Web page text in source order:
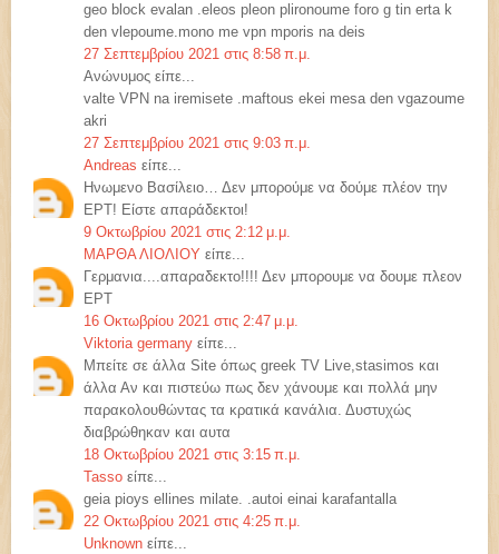
geo block evalan .eleos pleon plironoume foro g tin erta k
den vlepoume.mono me vpn mporis na deis
27 Σεπτεμβρίου 2021 στις 8:58 π.μ.
Ανώνυμος είπε...
valte VPN na iremisete .maftous ekei mesa den vgazoume
akri
27 Σεπτεμβρίου 2021 στις 9:03 π.μ.
Andreas είπε...
Ηνωμενο Βασίλειο… Δεν μπορούμε να δούμε πλέον την
ΕΡΤ! Είστε απαράδεκτοι!
9 Οκτωβρίου 2021 στις 2:12 μ.μ.
ΜΑΡΘΑ ΛΙΟΛΙΟΥ είπε...
Γερμανια....απαραδεκτο!!!! Δεν μπορουμε να δουμε πλεον
ΕΡΤ
16 Οκτωβρίου 2021 στις 2:47 μ.μ.
Viktoria germany είπε...
Μπείτε σε άλλα Site όπως greek TV Live,stasimos και
άλλα Αν και πιστεύω πως δεν χάνουμε και πολλά μην
παρακολουθώντας τα κρατικά κανάλια. Δυστυχώς
διαβρώθηκαν και αυτα
18 Οκτωβρίου 2021 στις 3:15 π.μ.
Tasso είπε...
geia pioys ellines milate. .autoi einai karafantalla
22 Οκτωβρίου 2021 στις 4:25 π.μ.
Unknown είπε...